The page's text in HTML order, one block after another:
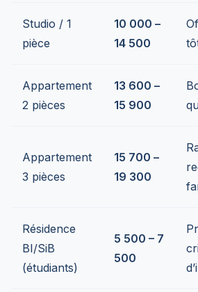
Studio / 1
pièce
10 000 –
14 500
Appartement
2 pièces
13 600 –
15 900
Appartement
3 pièces
15 700 –
19 300
Résidence
BI/SiB
(étudiants)
5 500 – 7
500